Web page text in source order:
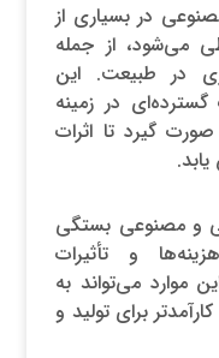
در بسیاری از
از جمله
طبیعت. این
در زمینه
تا اثرات
مصنوعی بستگی
و تأثیرات
می‌تواند به
برای تولید و